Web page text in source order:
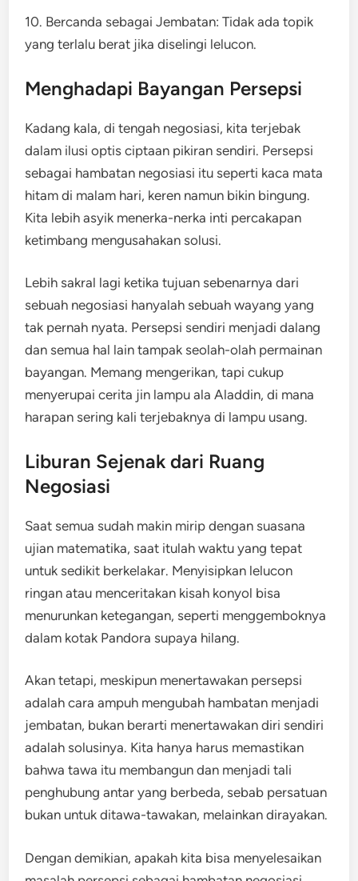
10. Bercanda sebagai Jembatan: Tidak ada topik
yang terlalu berat jika diselingi lelucon.
Menghadapi Bayangan Persepsi
Kadang kala, di tengah negosiasi, kita terjebak
dalam ilusi optis ciptaan pikiran sendiri. Persepsi
sebagai hambatan negosiasi itu seperti kaca mata
hitam di malam hari, keren namun bikin bingung.
Kita lebih asyik menerka-nerka inti percakapan
ketimbang mengusahakan solusi.
Lebih sakral lagi ketika tujuan sebenarnya dari
sebuah negosiasi hanyalah sebuah wayang yang
tak pernah nyata. Persepsi sendiri menjadi dalang
dan semua hal lain tampak seolah-olah permainan
bayangan. Memang mengerikan, tapi cukup
menyerupai cerita jin lampu ala Aladdin, di mana
harapan sering kali terjebaknya di lampu usang.
Liburan Sejenak dari Ruang
Negosiasi
Saat semua sudah makin mirip dengan suasana
ujian matematika, saat itulah waktu yang tepat
untuk sedikit berkelakar. Menyisipkan lelucon
ringan atau menceritakan kisah konyol bisa
menurunkan ketegangan, seperti menggemboknya
dalam kotak Pandora supaya hilang.
Akan tetapi, meskipun menertawakan persepsi
adalah cara ampuh mengubah hambatan menjadi
jembatan, bukan berarti menertawakan diri sendiri
adalah solusinya. Kita hanya harus memastikan
bahwa tawa itu membangun dan menjadi tali
penghubung antar yang berbeda, sebab persatuan
bukan untuk ditawa-tawakan, melainkan dirayakan.
Dengan demikian, apakah kita bisa menyelesaikan